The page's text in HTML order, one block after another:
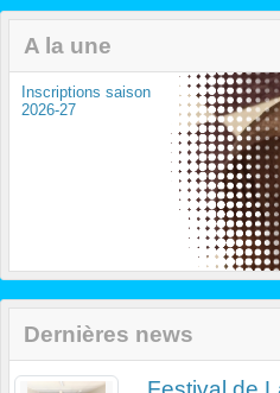
A la une
Inscriptions saison
2026-27
Dernières news